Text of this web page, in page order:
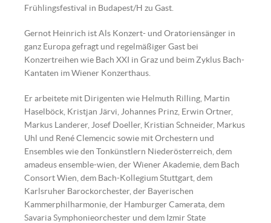
Frühlingsfestival in Budapest/H zu Gast.
Gernot Heinrich ist Als Konzert- und Oratoriensänger in
ganz Europa gefragt und regelmäßiger Gast bei
Konzertreihen wie Bach XXI in Graz und beim Zyklus Bach-
Kantaten im Wiener Konzerthaus.
Er arbeitete mit Dirigenten wie Helmuth Rilling, Martin
Haselböck, Kristjan Järvi, Johannes Prinz, Erwin Ortner,
Markus Landerer, Josef Doeller, Kristian Schneider, Markus
Uhl und René Clemencic sowie mit Orchestern und
Ensembles wie den Tonkünstlern Niederösterreich, dem
amadeus ensemble-wien, der Wiener Akademie, dem Bach
Consort Wien, dem Bach-Kollegium Stuttgart, dem
Karlsruher Barockorchester, der Bayerischen
Kammerphilharmonie, der Hamburger Camerata, dem
Savaria Symphonieorchester und dem Izmir State